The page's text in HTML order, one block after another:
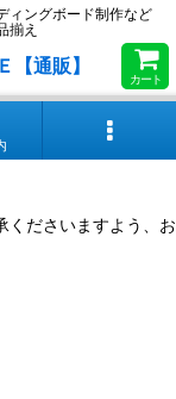
ィングボード制作など
揃え
通販】
カート
くださいますよう、お